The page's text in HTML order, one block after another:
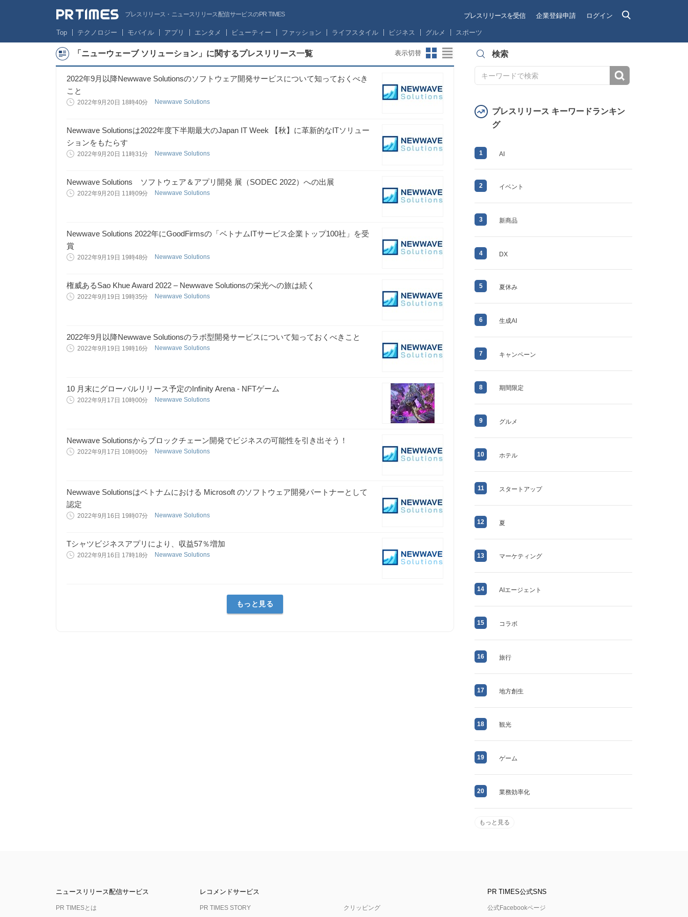
プレスリリース・ニュースリリース配信サービスのPR TIMES プレスリリースを受信 企業登録申請 ログイン
Top テクノロジー モバイル アプリ エンタメ ビューティー ファッション ライフスタイル ビジネス グルメ スポーツ
「ニューウェーブ ソリューション」に関するプレスリリース一覧 表示切替
2022年9月以降Newwave Solutionsのソフトウェア開発サービスについて知っておくべき
こと
2022年9月20日 18時40分 Newwave Solutions
Newwave Solutionsは2022年度下半期最大のJapan IT Week 【秋】に革新的なITソリュー
ションをもたらす
2022年9月20日 11時31分 Newwave Solutions
Newwave Solutions ソフトウェア＆アプリ開発 展（SODEC 2022）への出展
2022年9月20日 11時09分 Newwave Solutions
Newwave Solutions 2022年にGoodFirmsの「ベトナムITサービス企業トップ100社」を受
賞
2022年9月19日 19時48分 Newwave Solutions
権威あるSao Khue Award 2022 – Newwave Solutionsの栄光への旅は続く
2022年9月19日 19時35分 Newwave Solutions
2022年9月以降Newwave Solutionsのラボ型開発サービスについて知っておくべきこと
2022年9月19日 19時16分 Newwave Solutions
10 月末にグローバルリリース予定のInfinity Arena - NFTゲーム
2022年9月17日 10時00分 Newwave Solutions
Newwave Solutionsからブロックチェーン開発でビジネスの可能性を引き出そう！
2022年9月17日 10時00分 Newwave Solutions
Newwave Solutionsはベトナムにおける Microsoft のソフトウェア開発パートナーとして
認定
2022年9月16日 19時07分 Newwave Solutions
Tシャツビジネスアプリにより、収益57％増加
2022年9月16日 17時18分 Newwave Solutions
もっと見る
検索
プレスリリース キーワードランキン
グ
1 AI
2 イベント
3 新商品
4 DX
5 夏休み
6 生成AI
7 キャンペーン
8 期間限定
9 グルメ
10 ホテル
11 スタートアップ
12 夏
13 マーケティング
14 AIエージェント
15 コラボ
16 旅行
17 地方創生
18 観光
19 ゲーム
20 業務効率化
もっと見る
ニュースリリース配信サービス
PR TIMESとは
レコメンドサービス
PR TIMES STORY クリッピング
PR TIMES公式SNS
公式Facebookページ